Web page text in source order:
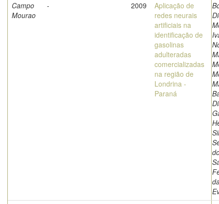
Campo
Mourao
- 2009
Aplicação de
redes neurais
artificiais na
identificação de
gasolinas
adulteradas
comercializadas
na região de
Londrina -
Paraná